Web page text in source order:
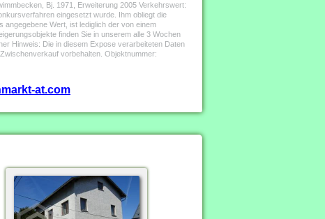
Bj. 1971, Erweiterung 2005 Verkehrswert:
eingesetzt wurde. Ihm obliegt die
Wert, ist lediglich der von einem
finden Sie in unserem alle 3 Wochen
Hinweis: Die in diesem Expose verarbeiteten Daten
vorbehalten. Objektnummer:
at.com